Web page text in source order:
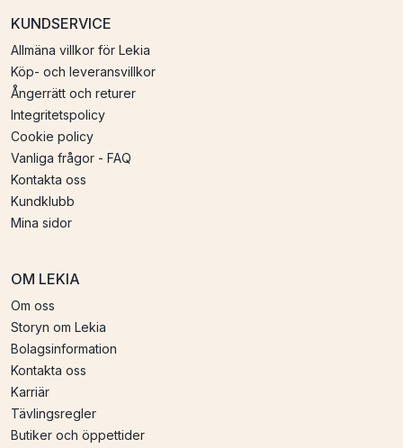
KUNDSERVICE
Allmäna villkor för Lekia
Köp- och leveransvillkor
Ångerrätt och returer
Integritetspolicy
Cookie policy
Vanliga frågor - FAQ
Kontakta oss
Kundklubb
Mina sidor
OM LEKIA
Om oss
Storyn om Lekia
Bolagsinformation
Kontakta oss
Karriär
Tävlingsregler
Butiker och öppettider